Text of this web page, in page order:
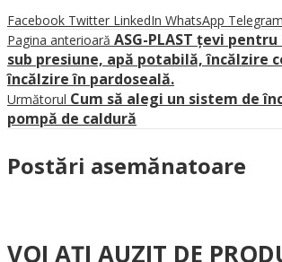
Facebook Twitter LinkedIn WhatsApp Telegram
Pagina anterioară ASG-PLAST țevi
sub presiune, apă potabilă, încălzire
încălzire în pardoseală.
Următorul Cum să alegi un sistem de
pompă de caldură
Postări asemănatoare
VOI AȚI AUZIT DE